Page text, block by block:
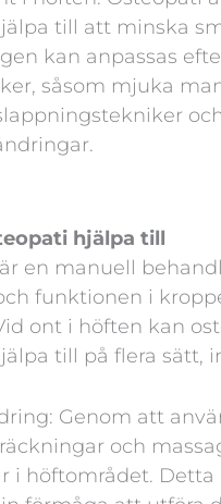
till att minska
kan anpassas
såsom mjuka
hjälpa till
en manuell
funktionen i
ont i höften kan
till på flera sätt,
Genom att
och
i höftområdet.